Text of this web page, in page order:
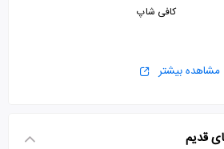
کافی شاپ
مشاهده بیشتر
قدیم